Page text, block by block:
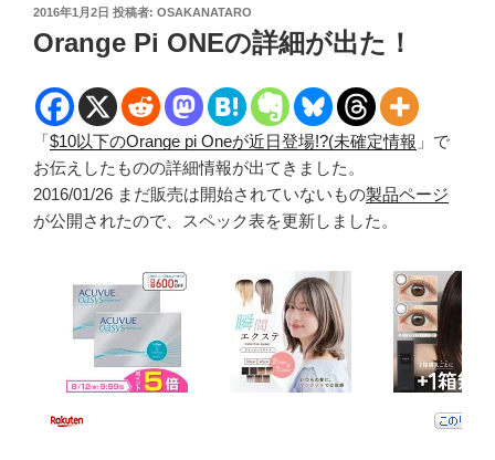
投
稿
日:
2016年1月2日 投稿者: OSAKANATARO
Orange Pi ONEの詳細が出た！
「$10以下のOrange pi Oneが近日登場!?(未確定情報 」で
お伝えしたものの詳細情報が出てきました。
2016/01/26 まだ販売は開始されていないもの製品ページ
が公開されたので、スペック表を更新しました。